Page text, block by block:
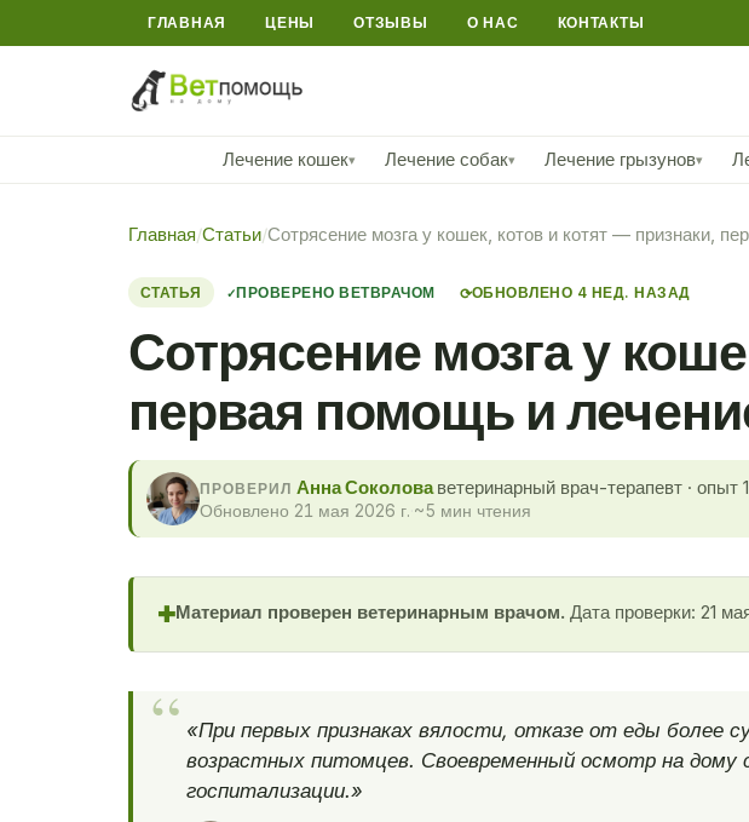
ГЛАВНАЯ ЦЕНЫ ОТЗЫВЫ О НАС КОНТАКТЫ
Лечение кошек▾ Лечение собак▾ Лечение грызунов▾
Главная/Статьи/Сотрясение мозга у кошек, котов и котят — признаки,
СТАТЬЯ ПРОВЕРЕНО ВЕТВРАЧОМ ⟳ОБНОВЛЕНО 4 НЕД. НАЗАД
Сотрясение мозга у
первая помощь и
ПРОВЕРИЛ Анна Соколоваветеринарный врач-терапевт · опыт
Обновлено 21 мая 2026 г. ~5 мин чтения
✚Материал проверен ветеринарным врачом. Дата проверки: 21
«При первых признаках вялости, отказе от еды более
возрастных питомцев. Своевременный осмотр на
госпитализации.»